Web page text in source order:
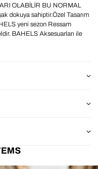
OLABİLİR BU NORMAL
dokuya sahiptir.Özel Tasarım
yeni sezon Ressam
BAHELS Aksesuarları ile